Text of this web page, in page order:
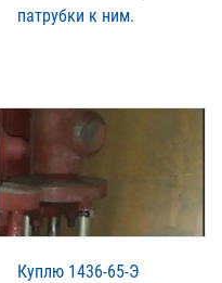
патрубки к ним.
Куплю 1436-65-Э